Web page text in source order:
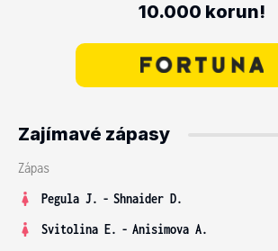
10.000 korun!
Zajímavé zápasy
Zápas
Pegula J. - Shnaider D.
Svitolina E. - Anisimova A.